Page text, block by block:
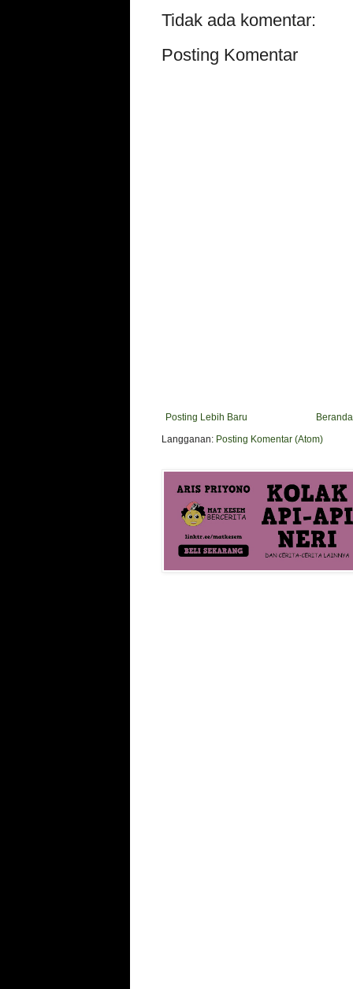
Tidak ada komentar:
Posting Komentar
Posting Lebih Baru
Beranda
Langganan: Posting Komentar (Atom)